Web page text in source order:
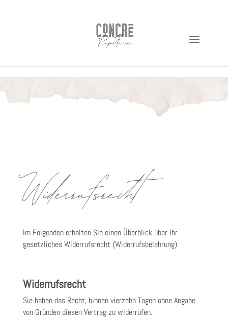
Widerrufsrecht
Im Folgenden erhalten Sie einen Überblick über Ihr
gesetzliches Widerrufsrecht (Widerrufsbelehrung)
Widerrufsrecht
Sie haben das Recht, binnen vierzehn Tagen ohne Angabe
von Gründen diesen Vertrag zu widerrufen.